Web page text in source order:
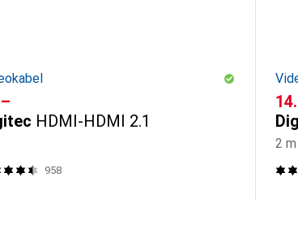
HDMI-HDMI 2.1
958
2 m